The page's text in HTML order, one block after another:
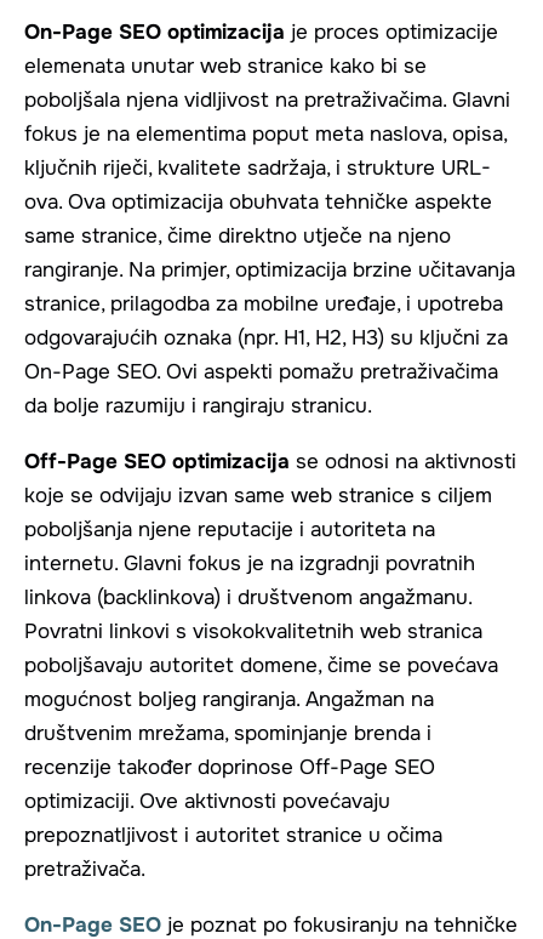
On-Page SEO optimizacija je proces optimizacije
elemenata unutar web stranice kako bi se
poboljšala njena vidljivost na pretraživačima. Glavni
fokus je na elementima poput meta naslova, opisa,
ključnih riječi, kvalitete sadržaja, i strukture URL-
ova. Ova optimizacija obuhvata tehničke aspekte
same stranice, čime direktno utječe na njeno
rangiranje. Na primjer, optimizacija brzine učitavanja
stranice, prilagodba za mobilne uređaje, i upotreba
odgovarajućih oznaka (npr. H1, H2, H3) su ključni za
On-Page SEO. Ovi aspekti pomažu pretraživačima
da bolje razumiju i rangiraju stranicu.
Off-Page SEO optimizacija se odnosi na aktivnosti
koje se odvijaju izvan same web stranice s ciljem
poboljšanja njene reputacije i autoriteta na
internetu. Glavni fokus je na izgradnji povratnih
linkova (backlinkova) i društvenom angažmanu.
Povratni linkovi s visokokvalitetnih web stranica
poboljšavaju autoritet domene, čime se povećava
mogućnost boljeg rangiranja. Angažman na
društvenim mrežama, spominjanje brenda i
recenzije također doprinose Off-Page SEO
optimizaciji. Ove aktivnosti povećavaju
prepoznatljivost i autoritet stranice u očima
pretraživača.
On-Page SEO je poznat po fokusiranju na tehničke